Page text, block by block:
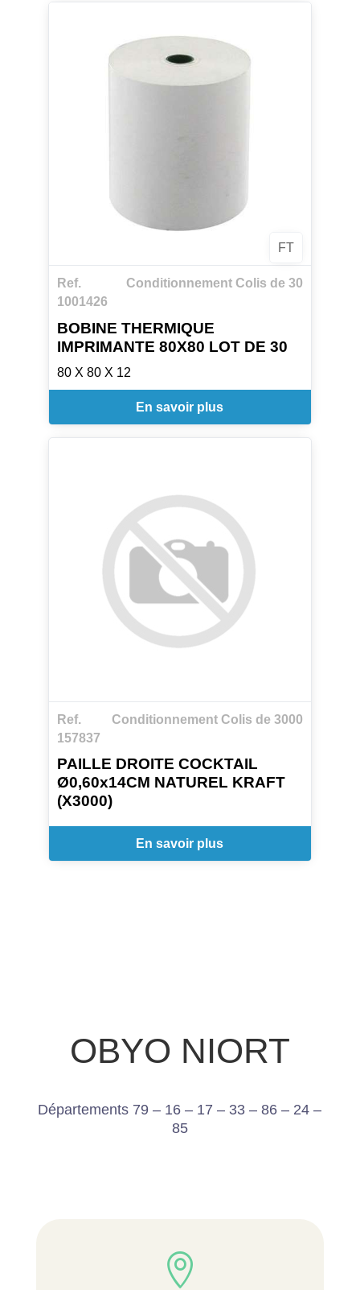
FT
Ref.
1001426
Conditionnement Colis de 30
BOBINE THERMIQUE
IMPRIMANTE 80X80 LOT DE 30
80 X 80 X 12
En savoir plus
Ref.
157837
Conditionnement Colis de 3000
PAILLE DROITE COCKTAIL
Ø0,60x14CM NATUREL KRAFT
(X3000)
En savoir plus
OBYO NIORT
Départements 79 – 16 – 17 – 33 – 86 – 24 –
85
